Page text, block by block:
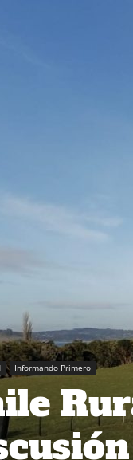
Informando Primero